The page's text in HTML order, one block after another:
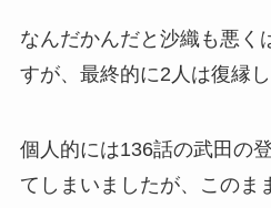
なんだかんだと沙織も悪く
すが、最終的に2人は復縁
個人的には136話の武田の
てしまいましたが、このま